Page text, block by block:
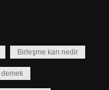
Birleşme karı nedir